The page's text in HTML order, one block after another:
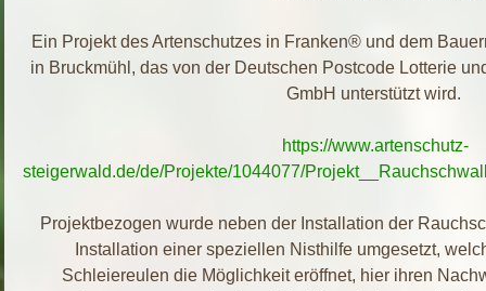
Ein Projekt des Artenschutzes in Franken® und dem
in Bruckmühl, das von der Deutschen Postcode Lotterie
GmbH unterstützt wird.
https://www.artenschutz-
steigerwald.de/de/Projekte/1044077/
Projektbezogen wurde neben der Installation der
Installation einer speziellen Nisthilfe umgesetzt,
Schleiereulen die Möglichkeit eröffnet, hier ihren